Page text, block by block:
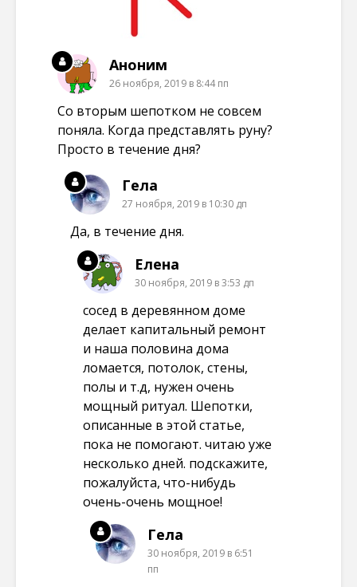
Аноним
26 ноября, 2019 в 8:44 пп
Со вторым шепотком не совсем
поняла. Когда представлять руну?
Просто в течение дня?
Гела
27 ноября, 2019 в 10:30 дп
Да, в течение дня.
Елена
30 ноября, 2019 в 3:53 дп
сосед в деревянном доме
делает капитальный ремонт
и наша половина дома
ломается, потолок, стены,
полы и т.д, нужен очень
мощный ритуал. Шепотки,
описанные в этой статье,
пока не помогают. читаю уже
несколько дней. подскажите,
пожалуйста, что-нибудь
очень-очень мощное!
Гела
30 ноября, 2019 в 6:51
пп